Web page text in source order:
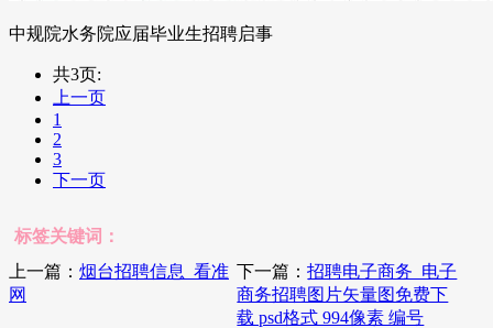
中规院水务院应届毕业生招聘启事
共3页:
上一页
1
2
3
下一页
标签关键词：
上一篇： 烟台招聘信息_看准
网
下一篇：招聘电子商务_电子
商务招聘图片矢量图免费下
载 psd格式 994像素 编号